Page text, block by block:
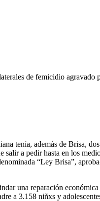
de femicidio agravado
tenía, además de Brisa,
a pedir hasta en los
“Ley Brisa”,
una reparación
a 3.158 niñxs y